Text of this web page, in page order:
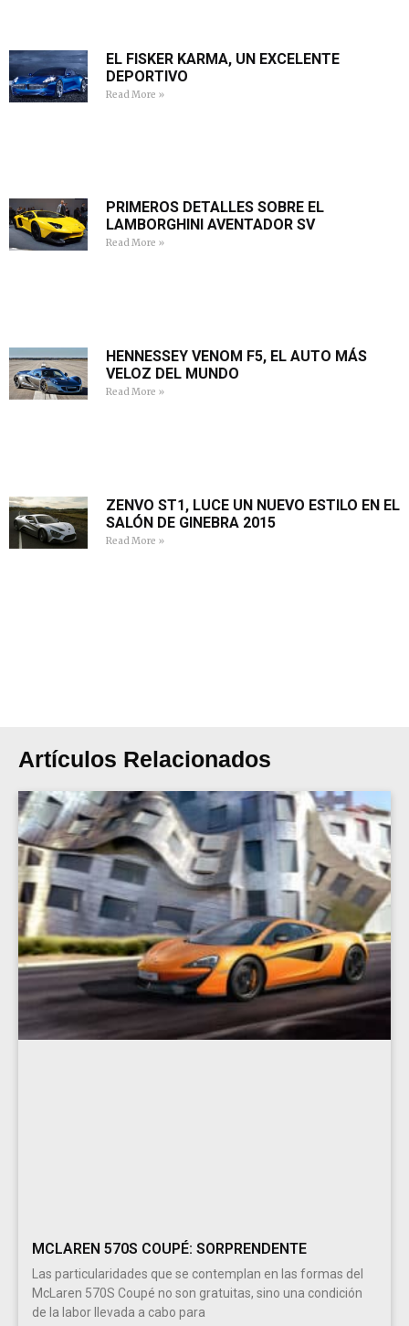
EL FISKER KARMA, UN EXCELENTE
DEPORTIVO
Read More »
PRIMEROS DETALLES SOBRE EL
LAMBORGHINI AVENTADOR SV
Read More »
HENNESSEY VENOM F5, EL AUTO MÁS
VELOZ DEL MUNDO
Read More »
ZENVO ST1, LUCE UN NUEVO ESTILO EN EL
SALÓN DE GINEBRA 2015
Read More »
Artículos Relacionados
MCLAREN 570S COUPÉ: SORPRENDENTE
Las particularidades que se contemplan en las formas del
McLaren 570S Coupé no son gratuitas, sino una condición
de la labor llevada a cabo para